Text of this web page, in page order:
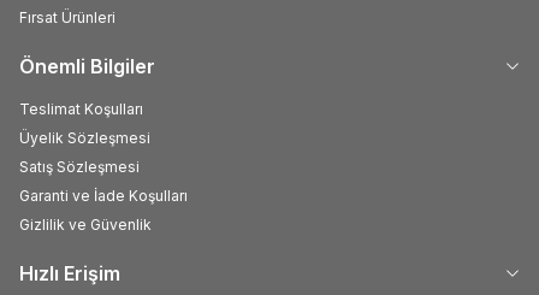
Fırsat Ürünleri
Önemli Bilgiler
Teslimat Koşulları
Üyelik Sözleşmesi
Satış Sözleşmesi
Garanti ve İade Koşulları
Gizlilik ve Güvenlik
Hızlı Erişim